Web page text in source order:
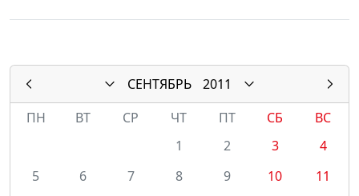
СЕНТЯБРЬ
2011
ПН
ВТ СР ЧТ ПТ СБ
ВС
1
2 3
4
5
6 7 8 9 10
11